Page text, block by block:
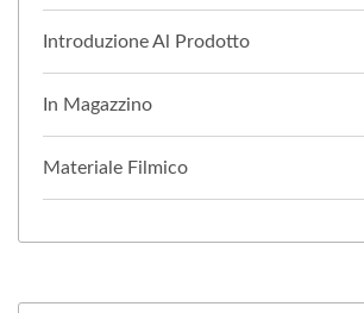
Introduzione Al Prodotto
In Magazzino
Materiale Filmico